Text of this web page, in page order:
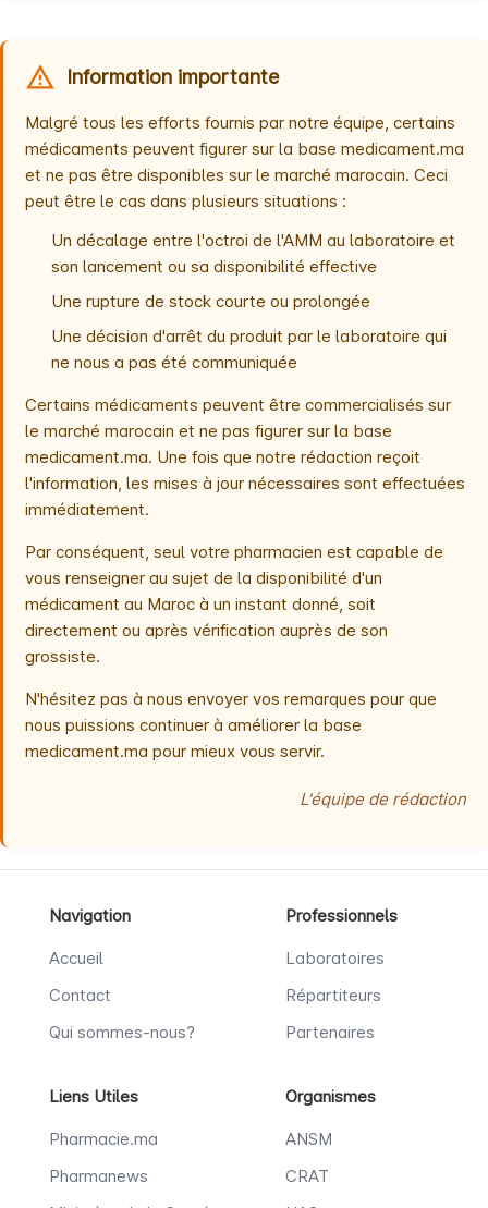
Information importante
Malgré tous les efforts fournis par notre équipe, certains
médicaments peuvent figurer sur la base medicament.ma
et ne pas être disponibles sur le marché marocain. Ceci
peut être le cas dans plusieurs situations :
Un décalage entre l'octroi de l'AMM au laboratoire et
son lancement ou sa disponibilité effective
Une rupture de stock courte ou prolongée
Une décision d'arrêt du produit par le laboratoire qui
ne nous a pas été communiquée
Certains médicaments peuvent être commercialisés sur
le marché marocain et ne pas figurer sur la base
medicament.ma. Une fois que notre rédaction reçoit
l'information, les mises à jour nécessaires sont effectuées
immédiatement.
Par conséquent, seul votre pharmacien est capable de
vous renseigner au sujet de la disponibilité d'un
médicament au Maroc à un instant donné, soit
directement ou après vérification auprès de son
grossiste.
N'hésitez pas à nous envoyer vos remarques pour que
nous puissions continuer à améliorer la base
medicament.ma pour mieux vous servir.
L'équipe de rédaction
Navigation
Accueil
Contact
Qui sommes-nous?
Professionnels
Laboratoires
Répartiteurs
Partenaires
Liens Utiles
Pharmacie.ma
Pharmanews
Organismes
ANSM
CRAT